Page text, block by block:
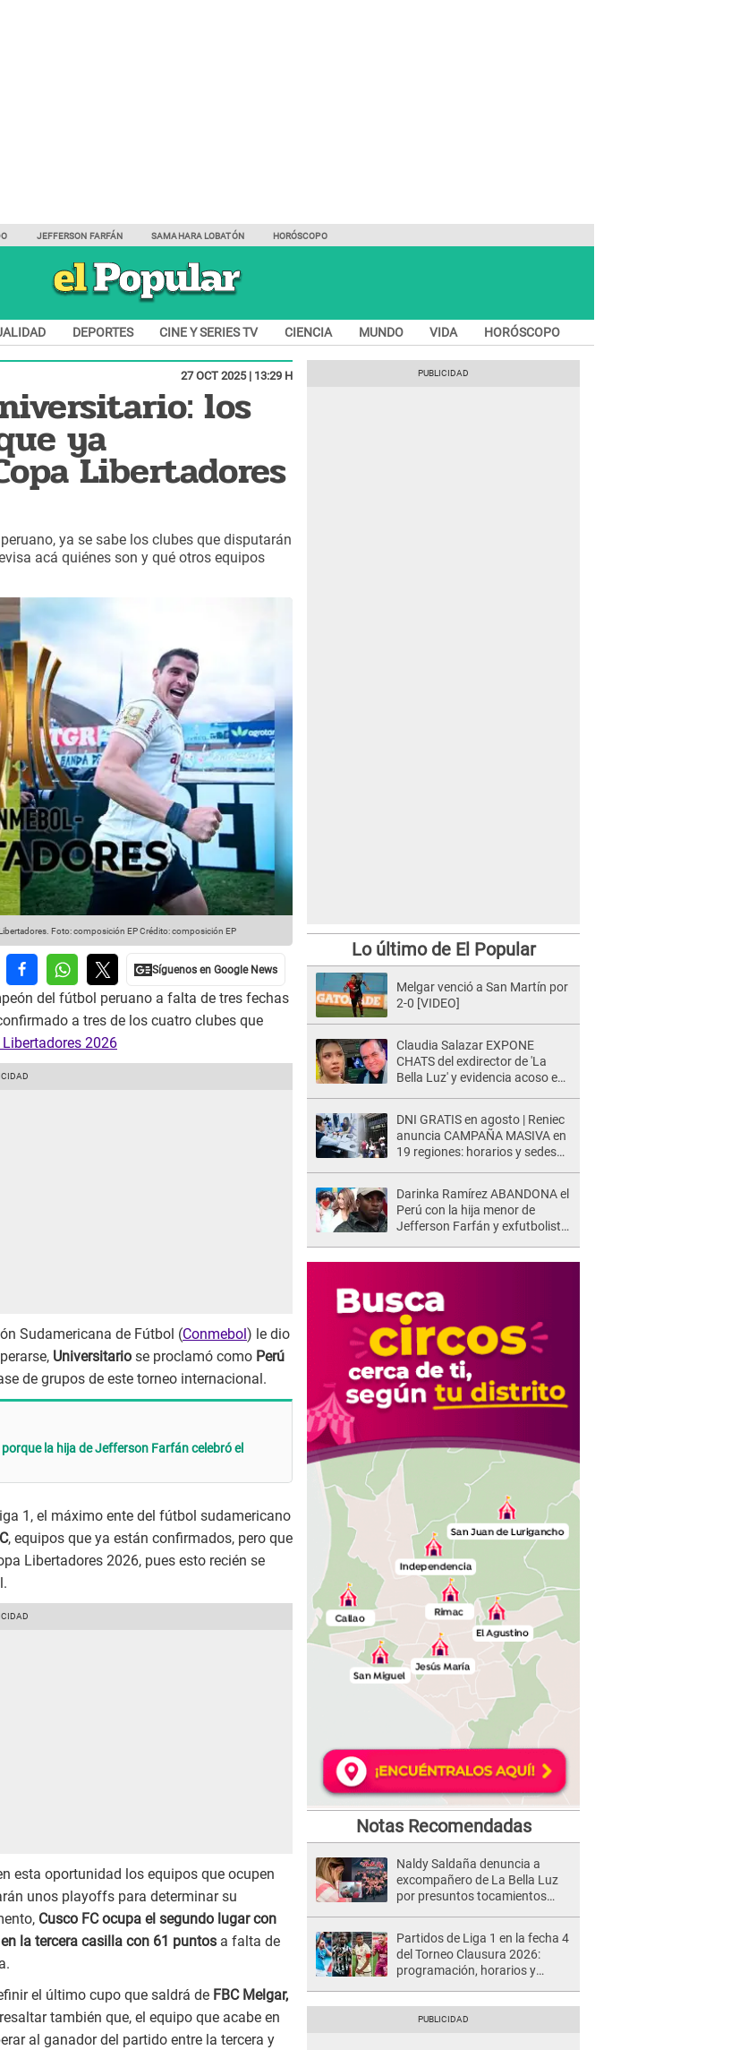
JEFFERSON FARFÁN SAMAHARA LOBATÓN HORÓSCOPO
DEPORTES CINE Y SERIES TV CIENCIA MUNDO VIDA HORÓSCOPO
27 OCT 2025 | 13:29 H
los
ya
Libertadores
ya se sabe los clubes que disputarán
acá quiénes son y qué otros equipos
Foto: composición EPCrédito: composición EP
del fútbol peruano a falta de tres fechas
a tres de los cuatro clubes que
Libertadores 2026
Sudamericana de Fútbol (Conmebol ) le dio
Universitario se proclamó como Perú
de grupos de este torneo internacional.
la hija de Jefferson Farfán celebró el
1, el máximo ente del fútbol sudamericano
, equipos que ya están confirmados, pero que
Libertadores 2026, pues esto recién se
esta oportunidad los equipos que ocupen
unos playoffs para determinar su
Cusco FC ocupa el segundo lugar con
la tercera casilla con 61 puntos a falta de
el último cupo que saldrá de FBC Melgar,
también que, el equipo que acabe en
al ganador del partido entre la tercera y
Lo último de El Popular
Melgar venció a San Martín por
2-0 [VIDEO]
Claudia Salazar EXPONE
CHATS del exdirector de 'La
Bella Luz' y evidencia acoso e
DNI GRATIS en agosto | Reniec
anuncia CAMPAÑA MASIVA en
19 regiones: horarios y sedes
Darinka Ramírez ABANDONA el
Perú con la hija menor de
Jefferson Farfán y exfutbolista
Notas Recomendadas
Naldy Saldaña denuncia a
excompañero de La Bella Luz
por presuntos tocamientos
Partidos de Liga 1 en la fecha 4
del Torneo Clausura 2026:
programación, horarios y